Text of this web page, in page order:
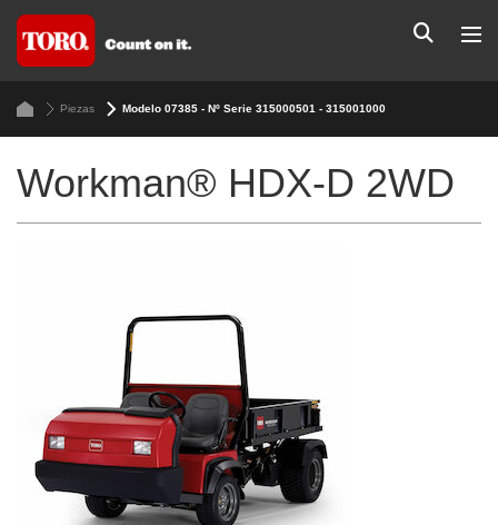
Piezas Modelo 07385 - Nº Serie 315000501 - 315001000
Workman® HDX-D 2WD